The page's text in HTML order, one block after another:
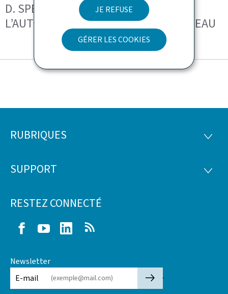
JE REFUSE
GÉRER LES COOKIES
D. SPECIFICITES CONCERNANT
L’AUTORISATION EN VERTU DE LA LOI EAU
Pied
page
RUBRIQUES
SUPPORT
RESTEZ CONNECTÉ
FacebookYoutube LinkedIn
Newsletter
E-mail
🡒